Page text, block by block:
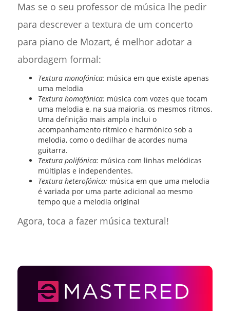
Mas se o seu professor de música lhe pedir
para descrever a textura de um concerto
para piano de Mozart, é melhor adotar a
abordagem formal:
Textura monofónica: música em que existe apenas
uma melodia
Textura homofónica: música com vozes que tocam
uma melodia e, na sua maioria, os mesmos ritmos.
Uma definição mais ampla inclui o
acompanhamento rítmico e harmónico sob a
melodia, como o dedilhar de acordes numa
guitarra.
Textura polifónica: música com linhas melódicas
múltiplas e independentes.
Textura heterofónica: música em que uma melodia
é variada por uma parte adicional ao mesmo
tempo que a melodia original
Agora, toca a fazer música textural!